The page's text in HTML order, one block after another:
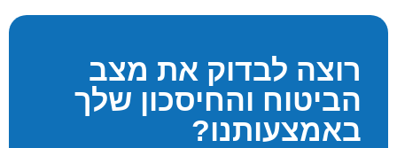
רוצה לבדוק את מצב
הביטוח והחיסכון שלך
באמצעותנו?